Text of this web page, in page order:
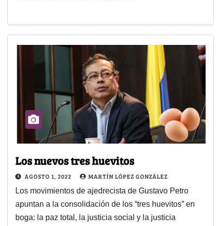
Los nuevos tres huevitos
AGOSTO 1, 2022 MARTÍN LÓPEZ GONZÁLEZ
Los movimientos de ajedrecista de Gustavo Petro
apuntan a la consolidación de los “tres huevitos” en
boga: la paz total, la justicia social y la justicia